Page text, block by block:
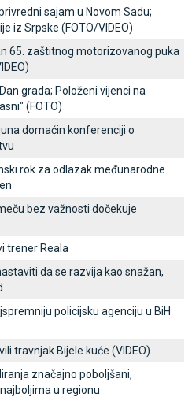
sajam u Novom Sadu;
iz Srpske (FOTO/VIDEO)
65. zaštitnog motorizovanog puka
grada; Položeni vijenci na
(FOTO)
domaćin konferenciji o
rok za odlazak međunarodne
bez važnosti dočekuje
trener Reala
da se razvija kao snažan,
policijsku agenciju u BiH
travnjak Bijele kuće (VIDEO)
značajno poboljšani,
u regionu